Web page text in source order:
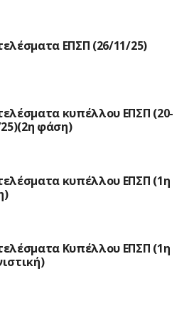
ΕΠΣΠ (26/11/25)
κυπέλλου ΕΠΣΠ (20-
φάση)
κυπέλλου ΕΠΣΠ (1η
Κυπέλλου ΕΠΣΠ (1η